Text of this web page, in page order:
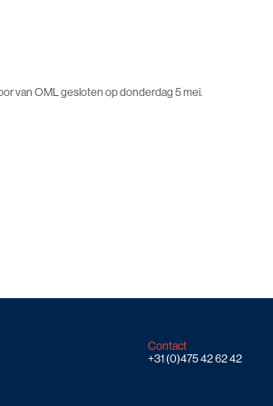
van OML gesloten op donderdag 5 mei.
Contact
+31 (0)475 42 62 42